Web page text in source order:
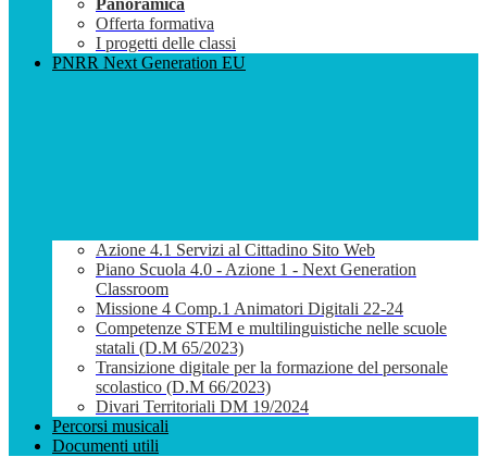
Panoramica
Offerta formativa
I progetti delle classi
PNRR Next Generation EU
Azione 4.1 Servizi al Cittadino Sito Web
Piano Scuola 4.0 - Azione 1 - Next Generation
Classroom
Missione 4 Comp.1 Animatori Digitali 22-24
Competenze STEM e multilinguistiche nelle scuole
statali (D.M 65/2023)
Transizione digitale per la formazione del personale
scolastico (D.M 66/2023)
Divari Territoriali DM 19/2024
Percorsi musicali
Documenti utili